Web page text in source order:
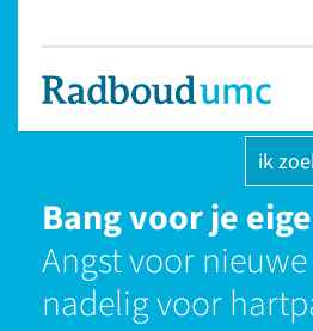
ik
Bang voor je
Angst voor
nadelig voor